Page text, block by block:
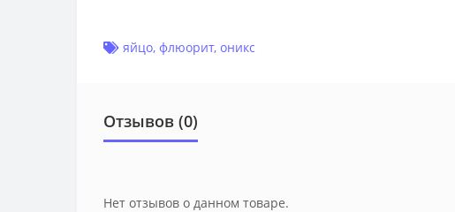
яйцо, флюорит, оникс
Отзывов (0)
Нет отзывов о данном товаре.